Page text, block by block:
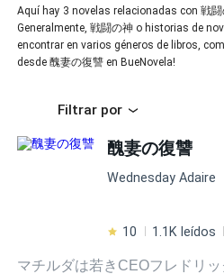
Aquí hay 3 novelas relacionadas con 戦
Generalmente, 戦闘の神 o historias de
encontrar en varios géneros de libros,
desde 醜妻の復讐 en BueNovela!
Filtrar por
醜妻の復讐
Wednesday Adaire
10 1.1K leídos
マチルダは若きCEOフレドリッ